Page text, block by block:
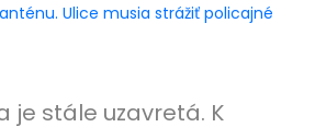
Ulice musia strážiť policajné
je stále uzavretá. K